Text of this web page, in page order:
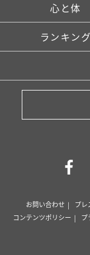
心と体
ランキング
お問い合わせ プレ
コンテンツポリシー
プ